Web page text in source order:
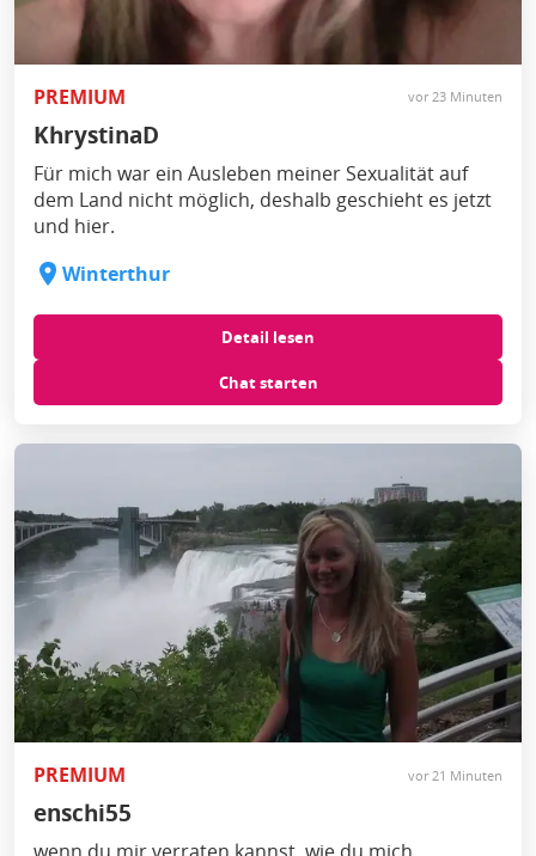
PREMIUM vor 23 Minuten
KhrystinaD
Für mich war ein Ausleben meiner Sexualität auf
dem Land nicht möglich, deshalb geschieht es jetzt
und hier.
Winterthur
Detail lesen
Chat starten
PREMIUM vor 21 Minuten
enschi55